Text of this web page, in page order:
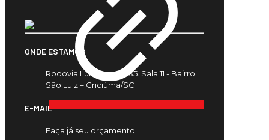
ONDE ESTAMOS
Rodovia Luiz Rosso, 435. Sala 11 - Bairro:
São Luiz – Criciúma/SC
E-MAIL
Faça já seu orçamento.